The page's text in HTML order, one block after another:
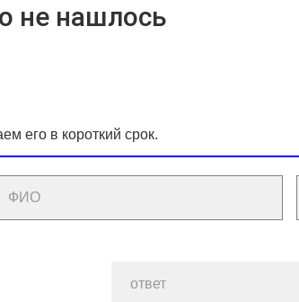
не нашлось
его в короткий срок.